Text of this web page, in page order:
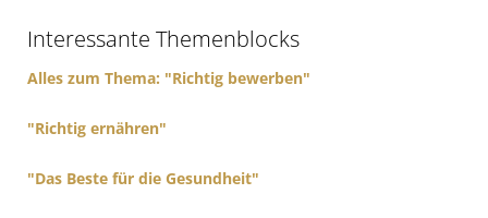
s
n
v
i
o
Interessante Themenblocks
Alles zum Thema: "Richtig bewerben"
"Richtig ernähren"
"Das Beste für die Gesundheit"